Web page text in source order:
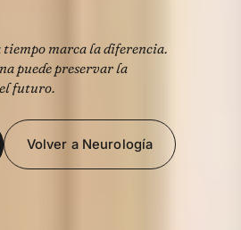
marca la diferencia.
puede preservar la
futuro.
Volver a Neurología